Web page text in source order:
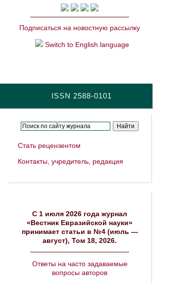
Подписаться на новостную рассылку
Switch to English language
ISSN 2588-0101
Стать рецензентом
Контакты, учредитель, редакция
C 1 июля 2026 года журнал
«Вестник Евразийской науки»
принимает статьи в №4 (июль —
август), Том 18, 2026.
Ответы на часто задаваемые
вопросы авторов